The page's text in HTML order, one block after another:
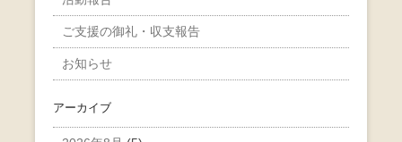
ご支援の御礼・収支報告
お知らせ
アーカイブ